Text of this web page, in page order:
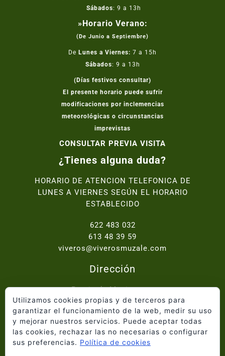
Sábados: 9 a 13h
»Horario Verano:
(De Junio a Septiembre)
De Lunes a Viernes: 7 a 15h
Sábados: 9 a 13h
(Días festivos consultar)
El presente horario puede sufrir
modificaciones por inclemencias
meteorológicas o circunstancias
imprevistas
CONSULTAR PREVIA VISITA
¿Tienes alguna duda?
HORARIO DE ATENCION TELEFONICA DE
LUNES A VIERNES SEGÚN EL HORARIO
ESTABLECIDO
622 483 032
613 48 39 59
viveros@viverosmuzale.com
Dirección
Paraje de Macitavera,
Ctra. Abanilla - Fortuna km.2, 30640 Abanilla
Inicio
Quiénes somos
Catálogo
Utilizamos cookies propias y de terceros para
garantizar el funcionamiento de la web, medir su uso
y mejorar nuestros servicios. Puede aceptar todas
las cookies, rechazar las no necesarias o configurar
sus preferencias. Política de cookies